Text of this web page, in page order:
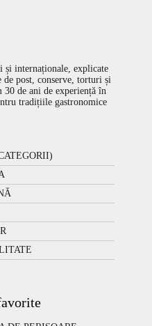
și internaționale, explicate
de post, conserve, torturi și
de ani de experiență în
tradițiile gastronomice